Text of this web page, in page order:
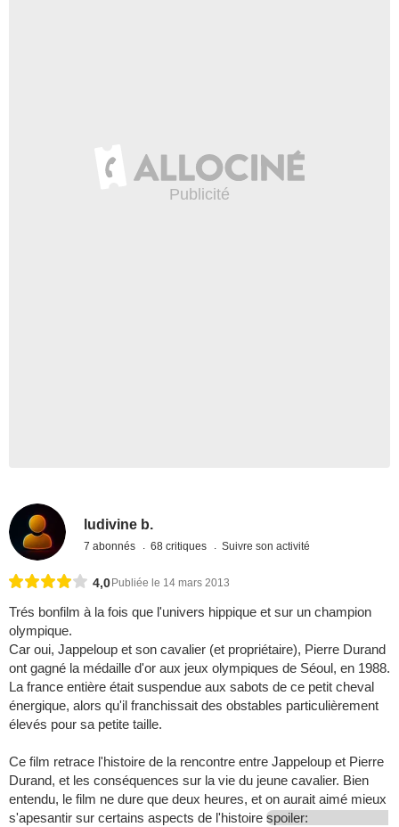
ludivine b.
7 abonnés 68 critiques Suivre son activité
4,0 Publiée le 14 mars 2013
Trés bonfilm à la fois que l'univers hippique et sur un champion
olympique.
Car oui, Jappeloup et son cavalier (et propriétaire), Pierre Durand
ont gagné la médaille d'or aux jeux olympiques de Séoul, en 1988.
La france entière était suspendue aux sabots de ce petit cheval
énergique, alors qu'il franchissait des obstables particulièrement
élevés pour sa petite taille.
Ce film retrace l'histoire de la rencontre entre Jappeloup et Pierre
Durand, et les conséquences sur la vie du jeune cavalier. Bien
entendu, le film ne dure que deux heures, et on aurait aimé mieux
s'apesantir sur certains aspects de l'histoire spoiler: